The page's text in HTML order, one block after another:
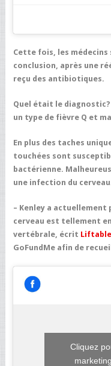
Cette fois, les médecins
conclusion, après une
reçu des antibiotiques.
Quel était le diagnostic?
un type de fièvre Q et
En plus des taches
touchées sont
bactérienne.
une infection du
– Kenley a actuellement
cerveau est tellement
vertébrale, écrit Liftable
GoFundMe afin de
Cliquez